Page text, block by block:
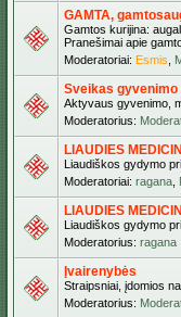
GAMTA,
Gamtos kurijina:
Pranešimai apie
Moderatoriai: Esmis
Sveikas
Aktyvaus gyvenimo,
Moderatorius:
LIAUDIES
Liaudiškos gydymo
Moderatoriai: ragana
LIAUDIES
Liaudiškos gydymo
Moderatorius: ragana
Įvairenybės
Straipsniai, įdomios
Moderatorius: